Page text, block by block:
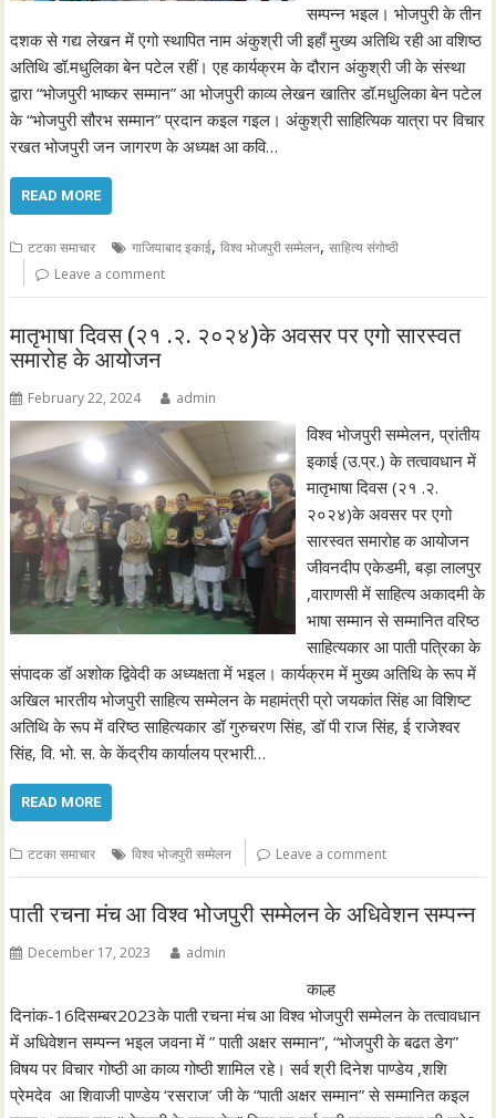
सम्पन्न भइल। भोजपुरी के तीन
दशक से गद्य लेखन में एगो स्थापित नाम अंकुश्री जी इहाँ मुख्य अतिथि रही आ वशिष्ठ
अतिथि डॉ.मधुलिका बेन पटेल रहीं। एह कार्यक्रम के दौरान अंकुश्री जी के संस्था
द्वारा “भोजपुरी भाष्कर सम्मान” आ भोजपुरी काव्य लेखन खातिर डॉ.मधुलिका बेन पटेल
के “भोजपुरी सौरभ सम्मान” प्रदान कइल गइल। अंकुश्री साहित्यिक यात्रा पर विचार
रखत भोजपुरी जन जागरण के अध्यक्ष आ कवि…
READ MORE
टटका समाचार गाजियाबाद इकाई,विश्व भोजपुरी सम्मेलन,साहित्य संगोष्ठी
Leave a comment
मातृभाषा दिवस (२१ .२. २०२४)के अवसर पर एगो सारस्वत
समारोह के आयोजन
February 22, 2024 admin
विश्व भोजपुरी सम्मेलन, प्रांतीय
इकाई (उ.प्र.) के तत्वावधान में
मातृभाषा दिवस (२१ .२.
२०२४)के अवसर पर एगो
सारस्वत समारोह क आयोजन
जीवनदीप एकेडमी, बड़ा लालपुर
,वाराणसी में साहित्य अकादमी के
भाषा सम्मान से सम्मानित वरिष्ठ
साहित्यकार आ पाती पत्रिका के
संपादक डॉ अशोक द्विवेदी क अध्यक्षता में भइल। कार्यक्रम में मुख्य अतिथि के रूप में
अखिल भारतीय भोजपुरी साहित्य सम्मेलन के महामंत्री प्रो जयकांत सिंह आ विशिष्ट
अतिथि के रूप में वरिष्ठ साहित्यकार डॉ गुरुचरण सिंह, डॉ पी राज सिंह, ई राजेश्वर
सिंह, वि. भो. स. के केंद्रीय कार्यालय प्रभारी…
READ MORE
टटका समाचार विश्व भोजपुरी सम्मेलन Leave a comment
पाती रचना मंच आ विश्व भोजपुरी सम्मेलन के अधिवेशन सम्पन्न
December 17, 2023 admin
काल्ह
दिनांक-16दिसम्बर2023के पाती रचना मंच आ विश्व भोजपुरी सम्मेलन के तत्वावधान
में अधिवेशन सम्पन्न भइल जवना में ” पाती अक्षर सम्मान”, “भोजपुरी के बढत डेग”
विषय पर विचार गोष्ठी आ काव्य गोष्ठी शामिल रहे। सर्व श्री दिनेश पाण्डेय ,शशि
प्रेमदेव आ शिवाजी पाण्डेय ‘रसराज’ जी के “पाती अक्षर सम्मान” से सम्मानित कइल